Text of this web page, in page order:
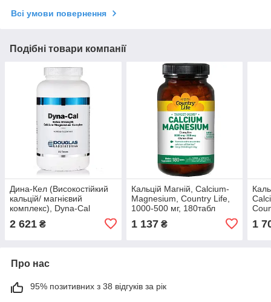
Всі умови повернення
Подібні товари компанії
Дина-Кел (Високостійкий
кальцій/ магнієвий
комплекс), Dyna-Cal
Calcium/Magnesium
2 621 ₴
Кальцій Магній, Calcium-
Magnesium, Country Life,
1000-500 мг, 180табл
1 137₴ 1
Про нас
95% позитивних з 38 відгуків за рік